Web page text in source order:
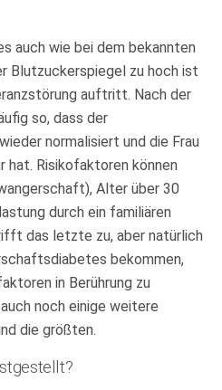
auch wie bei dem bekannten
Blutzuckerspiegel zu hoch ist
auftritt. Nach der
so, dass der
normalisiert und die Frau
hat. Risikofaktoren können
Alter über 30
durch ein familiären
das letzte zu, aber natürlich
bekommen,
in Berührung zu
noch einige weitere
die größten.